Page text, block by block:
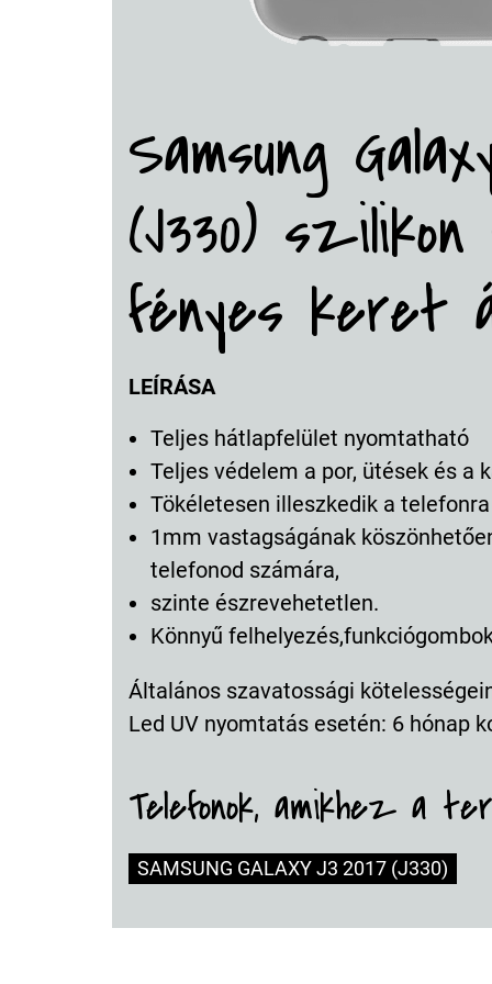
Samsung
(J330)
fényes keret
LEÍRÁSA
Teljes hátlapfelület nyomtatható
Teljes védelem a por, ütések és a
Tökéletesen illeszkedik a telefonra
1mm vastagságának
telefonod számára,
szinte észrevehetetlen.
Könnyű
Általános szavatossági
Led UV nyomtatás esetén: 6 hónap
Telefonok, amikhez a
SAMSUNG GALAXY J3 2017 (J330)